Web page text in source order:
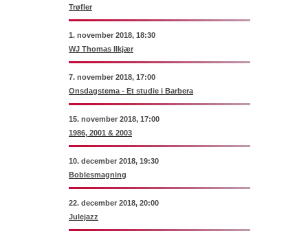
Trøfler
1. november 2018, 18:30
WJ Thomas Ilkjær
7. november 2018, 17:00
Onsdagstema - Et studie i Barbera
15. november 2018, 17:00
1986, 2001 & 2003
10. december 2018, 19:30
Boblesmagning
22. december 2018, 20:00
Julejazz